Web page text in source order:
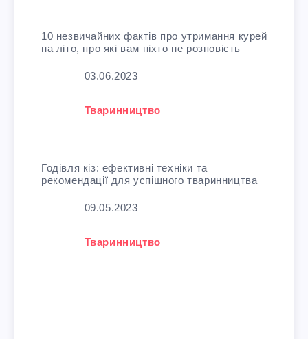
10 незвичайних фактів про утримання курей
на літо, про які вам ніхто не розповість
03.06.2023
У зв'язку з тим, що
Тваринництво
Годівля кіз: ефективні техніки та
рекомендації для успішного тваринництва
09.05.2023
У зв'язку з тим, що
Тваринництво